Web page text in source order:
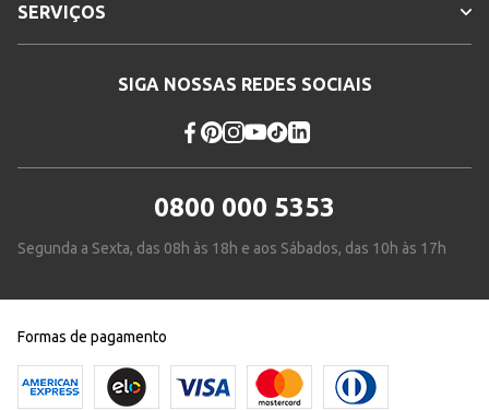
SERVIÇOS
SIGA NOSSAS REDES SOCIAIS
0800 000 5353
Segunda a Sexta, das 08h às 18h e aos Sábados, das 10h às 17h
Formas de pagamento